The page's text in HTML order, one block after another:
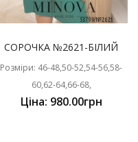
СОРОЧКА №2621-БІЛИЙ
Розміри: 46-48,50-52,54-56,58-
60,62-64,66-68,
Ціна: 980.00грн